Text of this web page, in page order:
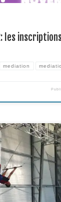
les
mediation
de trapèze grand
la Grainerie pour
dans l’emploi)
Sensations fortes,